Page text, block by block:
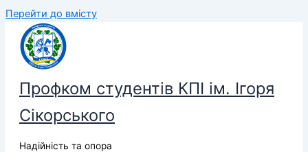
Перейти до вмісту
Профком студентів КПІ ім. Ігоря
Сікорського
Надійність та опора